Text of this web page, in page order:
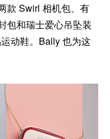
款 Swirl 相机包、有
包和瑞士爱心吊坠装
动鞋。Bally 也为这